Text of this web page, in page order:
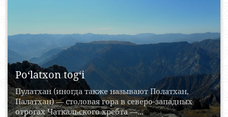
Po‘latxon tog‘i
Пулатхан (иногда также называют Полатхан,
Палатхан) — столовая гора в северо-западных
отрогах Чаткальского хребта —...